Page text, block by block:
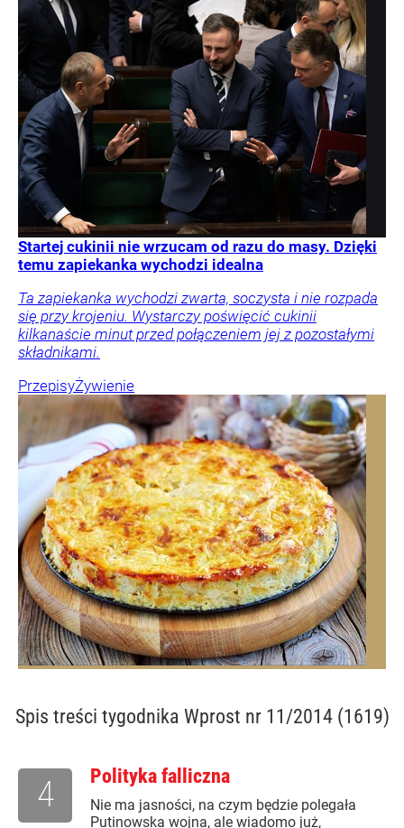
Startej cukinii nie wrzucam od razu do masy. Dzięki
temu zapiekanka wychodzi idealna
Ta zapiekanka wychodzi zwarta, soczysta i nie rozpada
się przy krojeniu. Wystarczy poświęcić cukinii
kilkanaście minut przed połączeniem jej z pozostałymi
składnikami.
PrzepisyŻywienie
Spis treści tygodnika Wprost nr 11/2014 (1619)
Polityka falliczna
Nie ma jasności, na czym będzie polegała
Putinowska wojna, ale wiadomo już,
4